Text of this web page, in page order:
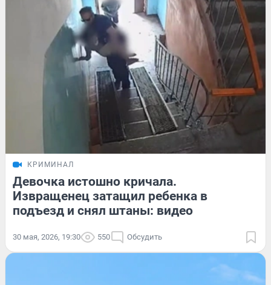
КРИМИНАЛ
Девочка истошно кричала.
Извращенец затащил ребенка в
подъезд и снял штаны: видео
30 мая, 2026, 19:30 550 Обсудить